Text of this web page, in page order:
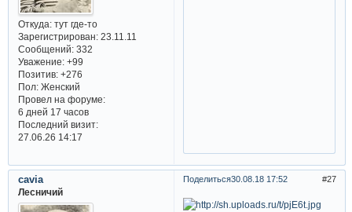
Откуда:тут где-то
Зарегистрирован: 23.11.11
Сообщений:332
Уважение: +99
Позитив: +276
Пол:Женский
Провел на форуме:
6 дней 17 часов
Последний визит:
27.06.26 14:17
Поделиться 27
30.08.18 17:52
cavia
Лесничий